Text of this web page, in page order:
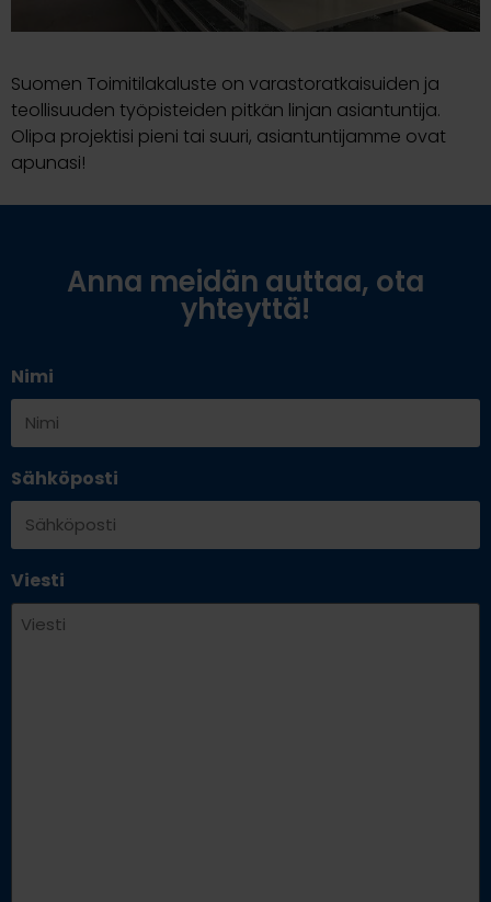
Suomen Toimitilakaluste on varastoratkaisuiden ja
teollisuuden työpisteiden pitkän linjan asiantuntija.
Olipa projektisi pieni tai suuri, asiantuntijamme ovat
apunasi!
Anna meidän auttaa, ota
yhteyttä!
Nimi
Sähköposti
Viesti